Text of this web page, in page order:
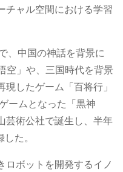
チャル空間における学習
、中国の神話を背景に
空」や、三国時代を背景
したゲーム「百将行」
ームとなった「黒神
芸術公社で誕生し、半年
た。
ロボットを開発するイノ